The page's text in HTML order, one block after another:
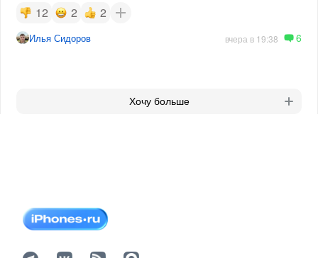
12 2 2
Илья Сидоров вчера в 19:38 6
Хочу больше